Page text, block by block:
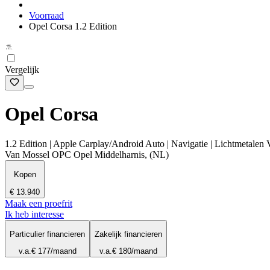
Voorraad
Opel Corsa 1.2 Edition
Vergelijk
Opel Corsa
1.2 Edition | Apple Carplay/Android Auto | Navigatie | Lichtmetalen
Van Mossel OPC Opel Middelharnis, (NL)
Kopen
€ 13.940
Maak een proefrit
Ik heb interesse
Particulier financieren
v.a.€ 177/maand
Zakelijk financieren
v.a.€ 180/maand